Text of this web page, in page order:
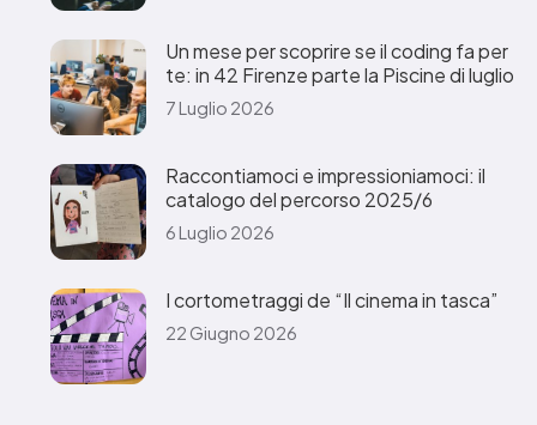
Un mese per scoprire se il coding fa per
te: in 42 Firenze parte la Piscine di luglio
7 Luglio 2026
Raccontiamoci e impressioniamoci: il
catalogo del percorso 2025/6
6 Luglio 2026
I cortometraggi de “Il cinema in tasca”
22 Giugno 2026